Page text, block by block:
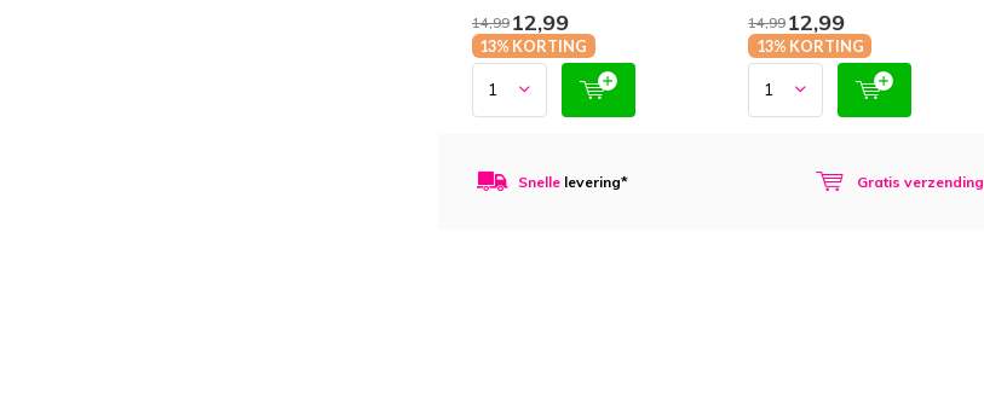
14,9912,99
13% KORTING
14,9912,99
13% KORTING
Snelle levering* Gratis verzending